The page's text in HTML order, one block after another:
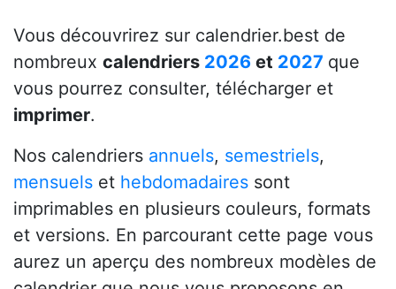
Vous découvrirez sur calendrier.best de
nombreux calendriers 2026 et 2027 que
vous pourrez consulter, télécharger et
imprimer.
Nos calendriers annuels, semestriels,
mensuels et hebdomadaires sont
imprimables en plusieurs couleurs, formats
et versions. En parcourant cette page vous
aurez un aperçu des nombreux modèles de